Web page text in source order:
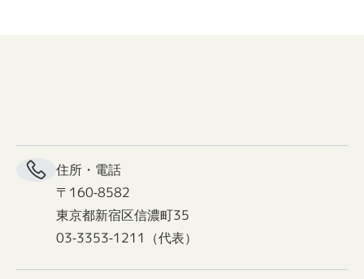
住所・電話
〒160-8582
東京都新宿区信濃町35
03-3353-1211（代表）